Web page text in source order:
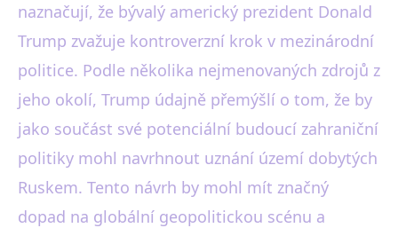
to Znamená?
28. 11. 2025 · 3 min čtení · Autor: Anna Bílá
naznačují, že bývalý americký prezident Donald
Trump zvažuje kontroverzní krok v mezinárodní
politice. Podle několika nejmenovaných zdrojů z
jeho okolí, Trump údajně přemýšlí o tom, že by
jako součást své potenciální budoucí zahraniční
politiky mohl navrhnout uznání území dobytých
Ruskem. Tento návrh by mohl mít značný
dopad na globální geopolitickou scénu a